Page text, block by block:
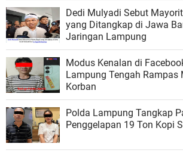
Dedi Mulyadi Sebut
yang Ditangkap di Jawa
Jaringan Lampung
Modus Kenalan di
Lampung Tengah Rampas
Korban
Polda Lampung Tangkap
Penggelapan 19 Ton Kopi